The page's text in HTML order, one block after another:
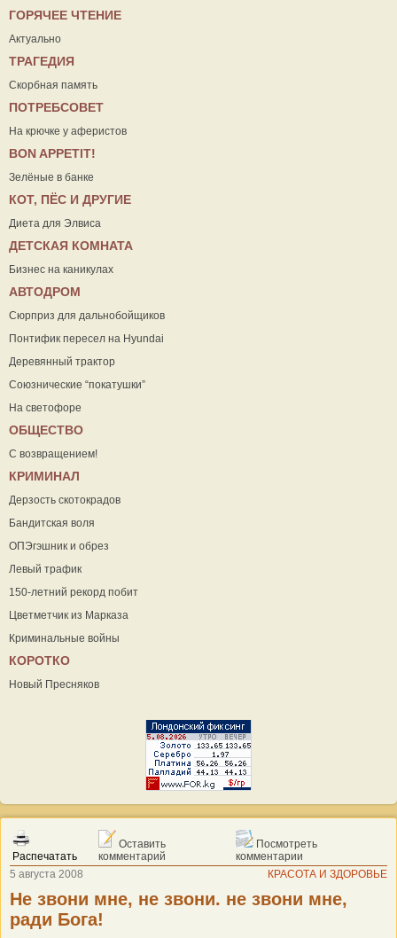
ГОРЯЧЕЕ ЧТЕНИЕ
Актуально
ТРАГЕДИЯ
Скорбная память
ПОТРЕБСОВЕТ
На крючке у аферистов
ВON APPETIT!
Зелёные в банке
КОТ, ПЁС И ДРУГИЕ
Диета для Элвиса
ДЕТСКАЯ КОМНАТА
Бизнес на каникулах
АВТОДРОМ
Сюрприз для дальнобойщиков
Понтифик пересел на Hyundai
Деревянный трактор
Союзнические “покатушки”
На светофоре
ОБЩЕСТВО
С возвращением!
КРИМИНАЛ
Дерзость скотокрадов
Бандитская воля
ОПЭгэшник и обрез
Левый трафик
150-летний рекорд побит
Цветметчик из Марказа
Криминальные войны
КОРОТКО
Новый Пресняков
Распечатать
Оставить
комментарий
Посмотреть
комментарии
5 августа 2008
КРАСОТА И ЗДОРОВЬЕ
Не звони мне, не звони. не звони мне,
ради Бога!